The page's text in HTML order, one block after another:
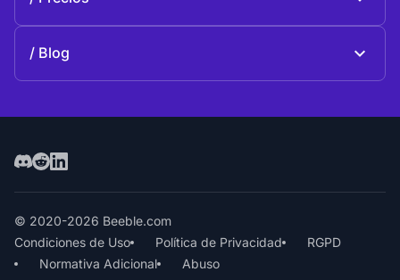
Contactos
Blog
© 2020-2026 Beeble.com
Condiciones de Uso
Política de Privacidad
RGPD
Normativa Adicional
Abuso